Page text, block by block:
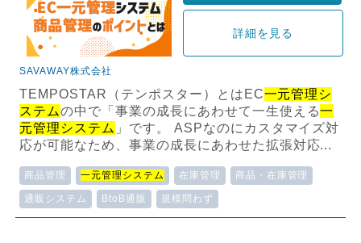
詳細を見る
SAVAWAY株式会社
TEMPOSTAR（テンポスター）とはEC一元管理シ
ステムの中で「事業の成長にあわせて一生使える一
元管理システム 」です。 ASPなのにカスタマイズ対
応が可能なため、事業の成長にあわせた拡張対応...
商品管理 一元管理システム 在庫管理 商品・在庫管理
通販システム BtoB通販 規模問わず